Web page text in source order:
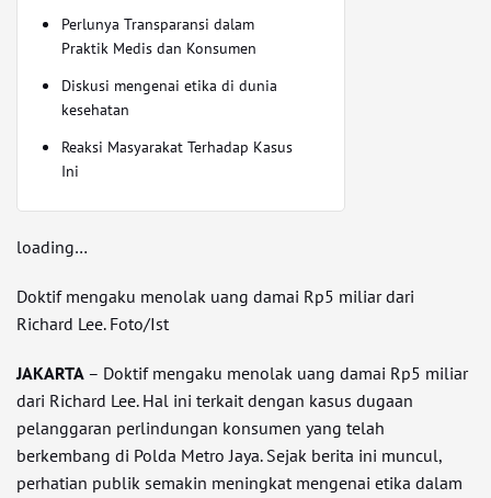
Perlunya Transparansi dalam
Praktik Medis dan Konsumen
Diskusi mengenai etika di dunia
kesehatan
Reaksi Masyarakat Terhadap Kasus
Ini
loading…
Doktif mengaku menolak uang damai Rp5 miliar dari
Richard Lee. Foto/Ist
JAKARTA – Doktif mengaku menolak uang damai Rp5 miliar
dari Richard Lee. Hal ini terkait dengan kasus dugaan
pelanggaran perlindungan konsumen yang telah
berkembang di Polda Metro Jaya. Sejak berita ini muncul,
perhatian publik semakin meningkat mengenai etika dalam